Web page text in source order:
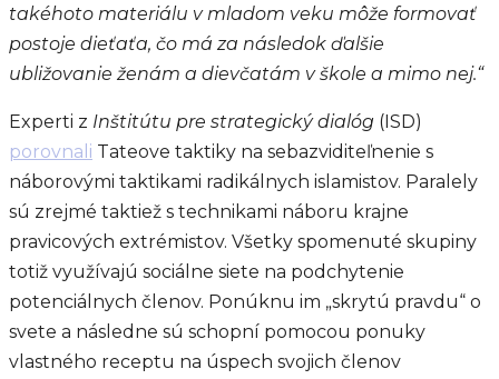
takéhoto materiálu v mladom veku môže formovať
postoje dieťaťa, čo má za následok ďalšie
ubližovanie ženám a dievčatám v škole a mimo nej.“
Experti z Inštitútu pre strategický dialóg (ISD)
porovnali Tateove taktiky na sebazviditeľnenie s
náborovými taktikami radikálnych islamistov. Paralely
sú zrejmé taktiež s technikami náboru krajne
pravicových extrémistov. Všetky spomenuté skupiny
totiž využívajú sociálne siete na podchytenie
potenciálnych členov. Ponúknu im „skrytú pravdu“ o
svete a následne sú schopní pomocou ponuky
vlastného receptu na úspech svojich členov